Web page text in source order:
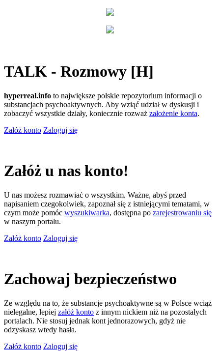
TALK - Rozmowy [H]
hyperreal.info to największe polskie repozytorium informacji o
substancjach psychoaktywnych. Aby wziąć udział w dyskusji i
zobaczyć wszystkie działy, koniecznie rozważ założenie konta.
Załóż konto Zaloguj się
Załóż u nas konto!
U nas możesz rozmawiać o wszystkim. Ważne, abyś przed
napisaniem czegokolwiek, zapoznał się z istniejącymi tematami, w
czym może pomóc wyszukiwarka, dostępna po zarejestrowaniu się
w naszym portalu.
Załóż konto Zaloguj się
Zachowaj bezpieczeństwo
Ze względu na to, że substancje psychoaktywne są w Polsce wciąż
nielegalne, lepiej załóż konto z innym nickiem niż na pozostałych
portalach. Nie stosuj jednak kont jednorazowych, gdyż nie
odzyskasz wtedy hasła.
Załóż konto Zaloguj się